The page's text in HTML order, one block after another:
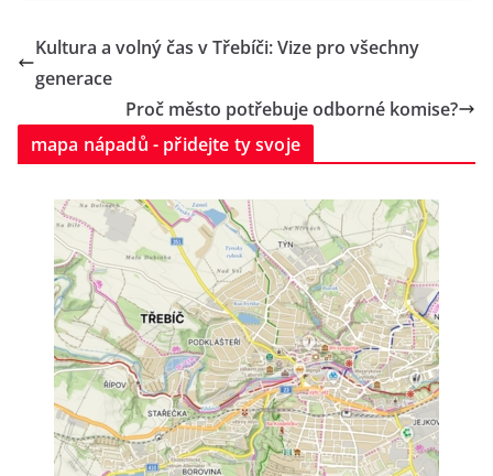
Kultura a volný čas v Třebíči: Vize pro všechny
generace
Proč město potřebuje odborné komise?
mapa nápadů - přidejte ty svoje